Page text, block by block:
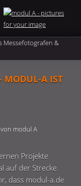
MODUL-A IST
Projekte
auf der Strecke.
dass modul-a.de